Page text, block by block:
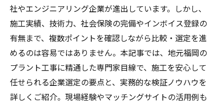
社やエンジニアリング企業が進出しています。しかし、
施工実績、技術力、社会保険の完備やインボイス登録の
有無まで、複数ポイントを確認しながら比較・選定を進
めるのは容易ではありません。本記事では、地元福岡の
プラント工事に精通した専門家目線で、施工を安心して
任せられる企業選定の要点と、実務的な検証ノウハウを
詳しくご紹介。現場経験やマッチングサイトの活用例も